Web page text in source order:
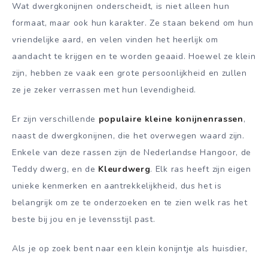
Wat dwergkonijnen onderscheidt, is niet alleen hun
formaat, maar ook hun karakter. Ze staan bekend om hun
vriendelijke aard, en velen vinden het heerlijk om
aandacht te krijgen en te worden geaaid. Hoewel ze klein
zijn, hebben ze vaak een grote persoonlijkheid en zullen
ze je zeker verrassen met hun levendigheid.
Er zijn verschillende populaire kleine konijnenrassen,
naast de dwergkonijnen, die het overwegen waard zijn.
Enkele van deze rassen zijn de Nederlandse Hangoor, de
Teddy dwerg, en de Kleurdwerg. Elk ras heeft zijn eigen
unieke kenmerken en aantrekkelijkheid, dus het is
belangrijk om ze te onderzoeken en te zien welk ras het
beste bij jou en je levensstijl past.
Als je op zoek bent naar een klein konijntje als huisdier,